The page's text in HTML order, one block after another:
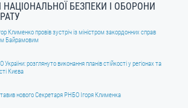
НАЦІОНАЛЬНОЇ БЕЗПЕКИ І ОБОРОНИ
Клименко провів зустріч із міністром закордонних справ
Байрамовим
розглянуто виконання планів стійкості у регіонах та
Києва
нового Секретаря РНБО Ігоря Клименка